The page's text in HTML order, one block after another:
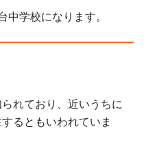
学校になります。
れており、近いうちに
るともいわれていま